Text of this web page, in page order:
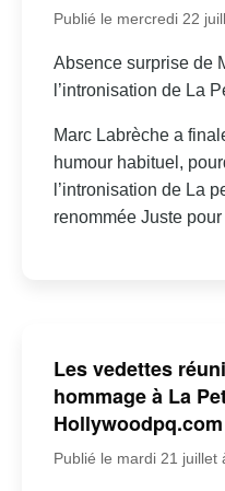
l’impact durable de la
référence
québécoise, célébrée
Publié le mercredi 22
Absence surprise de
l’intronisation de La
Marc Labrèche a
humour habituel,
l’intronisation de La
renommée Juste pour
Les vedettes
hommage à La
Hollywoodpq.com
Publié le mardi 21 juillet